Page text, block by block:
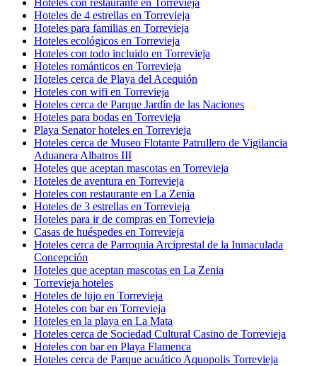
Hoteles de 4 estrellas en Torrevieja
Hoteles para familias en Torrevieja
Hoteles ecológicos en Torrevieja
Hoteles con todo incluido en Torrevieja
Hoteles románticos en Torrevieja
Hoteles cerca de Playa del Acequión
Hoteles con wifi en Torrevieja
Hoteles cerca de Parque Jardín de las Naciones
Hoteles para bodas en Torrevieja
Playa Senator hoteles en Torrevieja
Hoteles cerca de Museo Flotante Patrullero de Vigilancia
Aduanera Albatros III
Hoteles que aceptan mascotas en Torrevieja
Hoteles de aventura en Torrevieja
Hoteles con restaurante en La Zenia
Hoteles de 3 estrellas en Torrevieja
Hoteles para ir de compras en Torrevieja
Casas de huéspedes en Torrevieja
Hoteles cerca de Parroquia Arciprestal de la Inmaculada
Concepción
Hoteles que aceptan mascotas en La Zenia
Torrevieja hoteles
Hoteles de lujo en Torrevieja
Hoteles con bar en Torrevieja
Hoteles en la playa en La Mata
Hoteles cerca de Sociedad Cultural Casino de Torrevieja
Hoteles con bar en Playa Flamenca
Hoteles cerca de Parque acuático Aquopolis Torrevieja